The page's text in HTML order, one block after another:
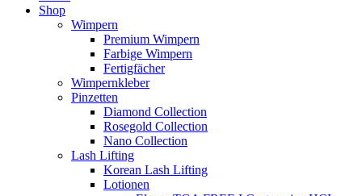
Shop
Wimpern
Premium Wimpern
Farbige Wimpern
Fertigfächer
Wimpernkleber
Pinzetten
Diamond Collection
Rosegold Collection
Nano Collection
Lash Lifting
Korean Lash Lifting
Lotionen